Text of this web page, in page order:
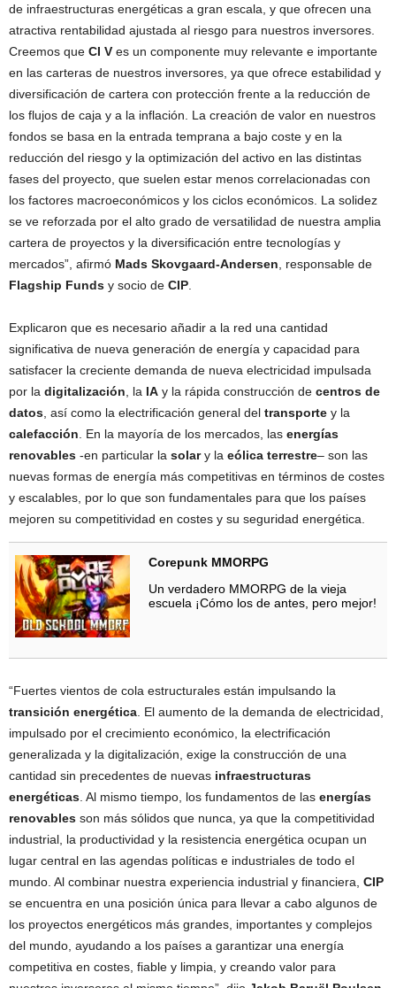
de infraestructuras energéticas a gran escala, y que ofrecen una
atractiva rentabilidad ajustada al riesgo para nuestros inversores.
Creemos que CI V es un componente muy relevante e importante
en las carteras de nuestros inversores, ya que ofrece estabilidad y
diversificación de cartera con protección frente a la reducción de
los flujos de caja y a la inflación. La creación de valor en nuestros
fondos se basa en la entrada temprana a bajo coste y en la
reducción del riesgo y la optimización del activo en las distintas
fases del proyecto, que suelen estar menos correlacionadas con
los factores macroeconómicos y los ciclos económicos. La solidez
se ve reforzada por el alto grado de versatilidad de nuestra amplia
cartera de proyectos y la diversificación entre tecnologías y
mercados”, afirmó Mads Skovgaard-Andersen, responsable de
Flagship Funds y socio de CIP.
Explicaron que es necesario añadir a la red una cantidad
significativa de nueva generación de energía y capacidad para
satisfacer la creciente demanda de nueva electricidad impulsada
por la digitalización, la IA y la rápida construcción de centros de
datos, así como la electrificación general del transporte y la
calefacción. En la mayoría de los mercados, las energías
renovables -en particular la solary la eólica terrestre– son las
nuevas formas de energía más competitivas en términos de costes
y escalables, por lo que son fundamentales para que los países
mejoren su competitividad en costes y su seguridad energética.
Corepunk MMORPG
Un verdadero MMORPG de la vieja
escuela ¡Cómo los de antes, pero mejor!
“Fuertes vientos de cola estructurales están impulsando la
transición energética. El aumento de la demanda de electricidad,
impulsado por el crecimiento económico, la electrificación
generalizada y la digitalización, exige la construcción de una
cantidad sin precedentes de nuevas infraestructuras
energéticas. Al mismo tiempo, los fundamentos de las energías
renovables son más sólidos que nunca, ya que la competitividad
industrial, la productividad y la resistencia energética ocupan un
lugar central en las agendas políticas e industriales de todo el
mundo. Al combinar nuestra experiencia industrial y financiera, CIP
se encuentra en una posición única para llevar a cabo algunos de
los proyectos energéticos más grandes, importantes y complejos
del mundo, ayudando a los países a garantizar una energía
competitiva en costes, fiable y limpia, y creando valor para